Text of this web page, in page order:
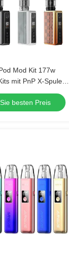
Mod Kit 177w
mit PnP X-Spule
besten Preis